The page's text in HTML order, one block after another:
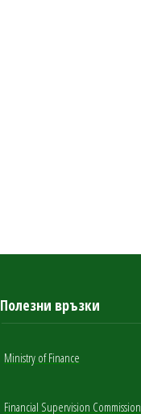
Полезни връзки
Ministry of Finance
Financial Supervision Commission